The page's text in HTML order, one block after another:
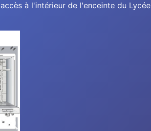
à l'intérieur de l'enceinte du Lycée